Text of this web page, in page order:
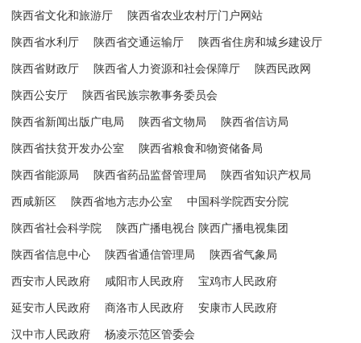
陕西省文化和旅游厅 陕西省农业农村厅门户网站
陕西省水利厅 陕西省交通运输厅 陕西省住房和城乡建设厅
陕西省财政厅 陕西省人力资源和社会保障厅 陕西民政网
陕西公安厅 陕西省民族宗教事务委员会
陕西省新闻出版广电局 陕西省文物局 陕西省信访局
陕西省扶贫开发办公室 陕西省粮食和物资储备局
陕西省能源局 陕西省药品监督管理局 陕西省知识产权局
西咸新区 陕西省地方志办公室 中国科学院西安分院
陕西省社会科学院 陕西广播电视台 陕西广播电视集团
陕西省信息中心 陕西省通信管理局 陕西省气象局
西安市人民政府 咸阳市人民政府 宝鸡市人民政府
延安市人民政府 商洛市人民政府 安康市人民政府
汉中市人民政府 杨凌示范区管委会